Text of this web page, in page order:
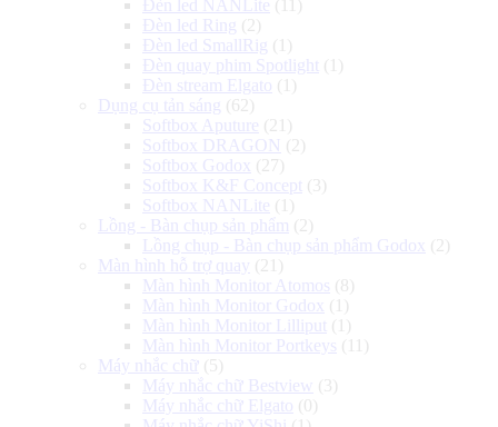
Đèn led NANLite (11)
Đèn led Ring (2)
Đèn led SmallRig (1)
Đèn quay phim Spotlight (1)
Đèn stream Elgato (1)
Dụng cụ tản sáng (62)
Softbox Aputure (21)
Softbox DRAGON (2)
Softbox Godox (27)
Softbox K&F Concept (3)
Softbox NANLite (1)
Lồng - Bàn chụp sản phẩm (2)
Lồng chụp - Bàn chụp sản phẩm Godox (2)
Màn hình hỗ trợ quay (21)
Màn hình Monitor Atomos (8)
Màn hình Monitor Godox (1)
Màn hình Monitor Lilliput (1)
Màn hình Monitor Portkeys (11)
Máy nhắc chữ (5)
Máy nhắc chữ Bestview (3)
Máy nhắc chữ Elgato (0)